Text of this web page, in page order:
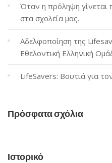
Όταν η πρόληψη γίνεται
στα σχολεία μας.
Αδελφοποίηση της
Εθελοντική Ελληνική
LifeSavers: Βουτιά για
Πρόσφατα σχόλια
Ιστορικό